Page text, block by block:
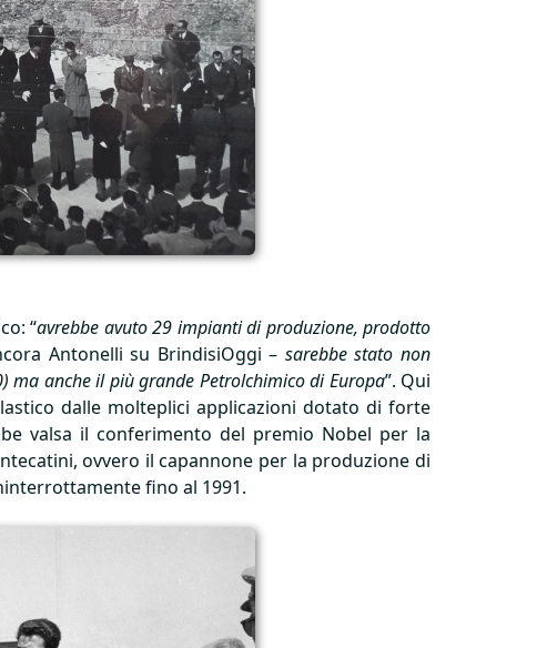
“avrebbe avuto 29 impianti di produzione, prodotto
Antonelli su BrindisiOggi – sarebbe stato non
anche il più grande Petrolchimico di Europa”. Qui
dalle molteplici applicazioni dotato di forte
valsa il conferimento del premio Nobel per la
ovvero il capannone per la produzione di
fino al 1991.